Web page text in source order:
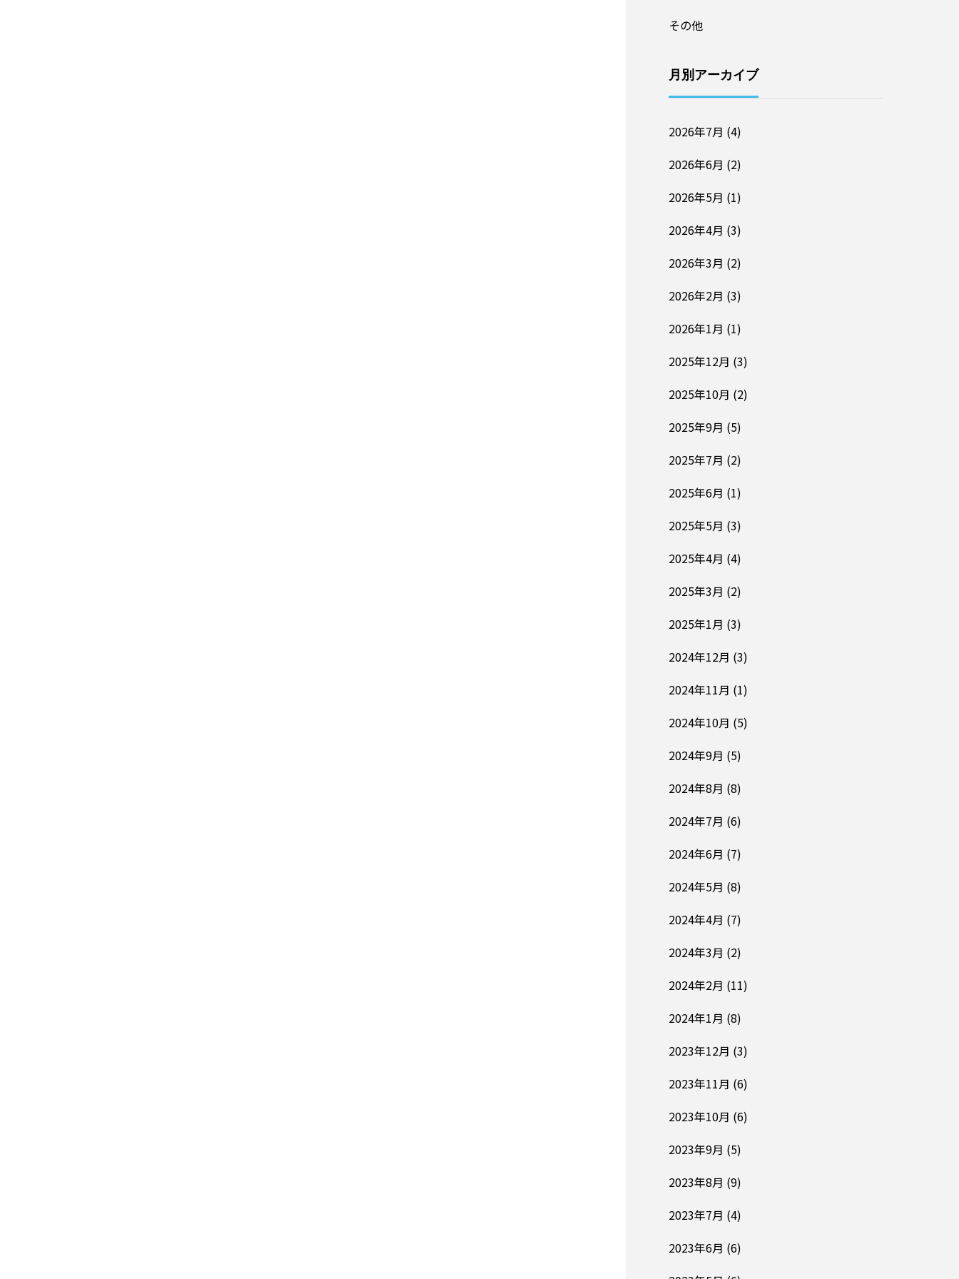
その他
月別アーカイブ
2026年7月 (4)
2026年6月 (2)
2026年5月 (1)
2026年4月 (3)
2026年3月 (2)
2026年2月 (3)
2026年1月 (1)
2025年12月 (3)
2025年10月 (2)
2025年9月 (5)
2025年7月 (2)
2025年6月 (1)
2025年5月 (3)
2025年4月 (4)
2025年3月 (2)
2025年1月 (3)
2024年12月 (3)
2024年11月 (1)
2024年10月 (5)
2024年9月 (5)
2024年8月 (8)
2024年7月 (6)
2024年6月 (7)
2024年5月 (8)
2024年4月 (7)
2024年3月 (2)
2024年2月 (11)
2024年1月 (8)
2023年12月 (3)
2023年11月 (6)
2023年10月 (6)
2023年9月 (5)
2023年8月 (9)
2023年7月 (4)
2023年6月 (6)